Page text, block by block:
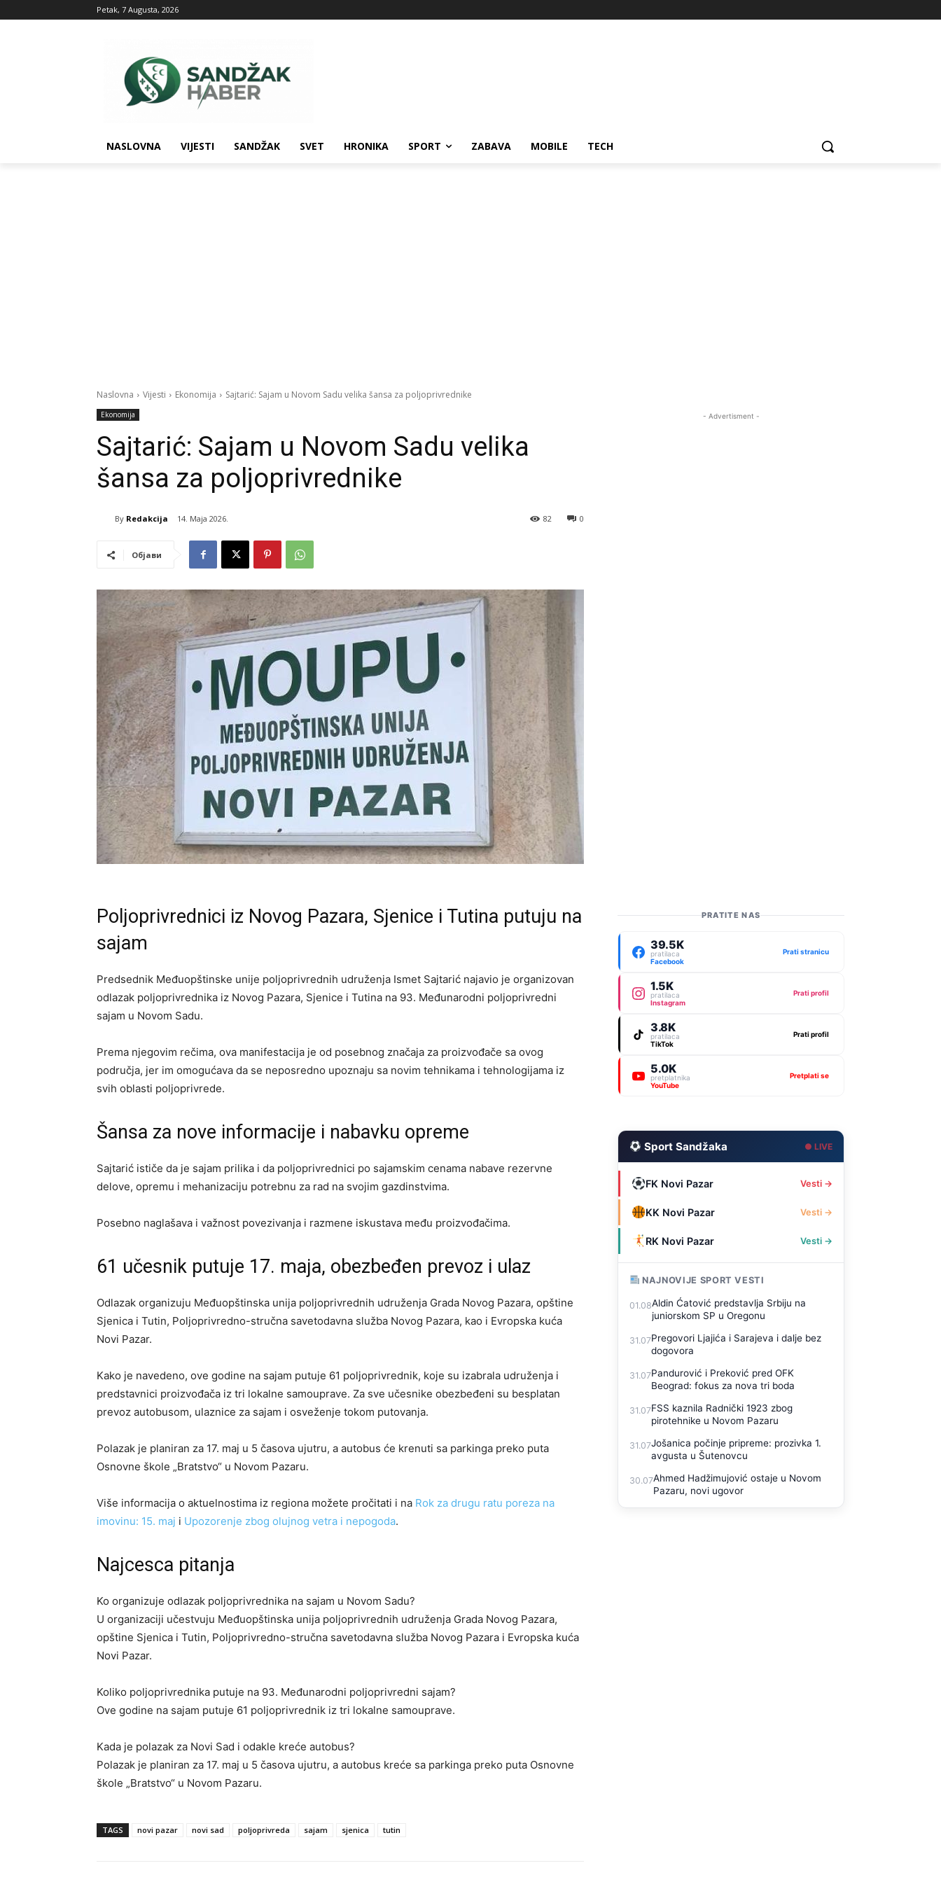
Petak, 7 Augusta, 2026
NASLOVNA VIJESTI SANDŽAK SVET HRONIKA SPORT ZABAVA MOBILE TECH
Naslovna Vijesti Ekonomija Sajtarić: Sajam u Novom Sadu velika šansa za poljoprivrednike
Ekonomija
Sajtarić: Sajam u Novom Sadu velika
šansa za poljoprivrednike
By Redakcija 14. Maja 2026. 0
82
Објави
Poljoprivrednici iz Novog Pazara, Sjenice i Tutina putuju na
sajam
Predsednik Međuopštinske unije poljoprivrednih udruženja Ismet Sajtarić najavio je organizovan
odlazak poljoprivrednika iz Novog Pazara, Sjenice i Tutina na 93. Međunarodni poljoprivredni
sajam u Novom Sadu.
Prema njegovim rečima, ova manifestacija je od posebnog značaja za proizvođače sa ovog
područja, jer im omogućava da se neposredno upoznaju sa novim tehnikama i tehnologijama iz
svih oblasti poljoprivrede.
Šansa za nove informacije i nabavku opreme
Sajtarić ističe da je sajam prilika i da poljoprivrednici po sajamskim cenama nabave rezervne
delove, opremu i mehanizaciju potrebnu za rad na svojim gazdinstvima.
Posebno naglašava i važnost povezivanja i razmene iskustava među proizvođačima.
61 učesnik putuje 17. maja, obezbeđen prevoz i ulaz
Odlazak organizuju Međuopštinska unija poljoprivrednih udruženja Grada Novog Pazara, opštine
Sjenica i Tutin, Poljoprivredno-stručna savetodavna služba Novog Pazara, kao i Evropska kuća
Novi Pazar.
Kako je navedeno, ove godine na sajam putuje 61 poljoprivrednik, koje su izabrala udruženja i
predstavnici proizvođača iz tri lokalne samouprave. Za sve učesnike obezbeđeni su besplatan
prevoz autobusom, ulaznice za sajam i osveženje tokom putovanja.
Polazak je planiran za 17. maj u 5 časova ujutru, a autobus će krenuti sa parkinga preko puta
Osnovne škole „Bratstvo“ u Novom Pazaru.
Više informacija o aktuelnostima iz regiona možete pročitati i na Rok za drugu ratu poreza na
imovinu: 15. maj i Upozorenje zbog olujnog vetra i nepogoda.
Najcesca pitanja
Ko organizuje odlazak poljoprivrednika na sajam u Novom Sadu?
U organizaciji učestvuju Međuopštinska unija poljoprivrednih udruženja Grada Novog Pazara,
opštine Sjenica i Tutin, Poljoprivredno-stručna savetodavna služba Novog Pazara i Evropska kuća
Novi Pazar.
Koliko poljoprivrednika putuje na 93. Međunarodni poljoprivredni sajam?
Ove godine na sajam putuje 61 poljoprivrednik iz tri lokalne samouprave.
Kada je polazak za Novi Sad i odakle kreće autobus?
Polazak je planiran za 17. maj u 5 časova ujutru, a autobus kreće sa parkinga preko puta Osnovne
škole „Bratstvo“ u Novom Pazaru.
TAGS novi pazar novi sad poljoprivreda sajam sjenica tutin
- Advertisment -
PRATITE NAS
39.5K
pratilaca
Facebook
Prati stranicu
1.5K
pratilaca
Instagram
Prati profil
3.8K
pratilaca
TikTok
Prati profil
5.0K
pretplatnika
YouTube
Pretplati se
Sport Sandžaka ● LIVE
FK Novi Pazar Vesti →
KK Novi Pazar Vesti →
RK Novi Pazar Vesti →
NAJNOVIJE SPORT VESTI
01.08Aldin Ćatović predstavlja Srbiju na
juniorskom SP u Oregonu
31.07Pregovori Ljajića i Sarajeva i dalje bez
dogovora
31.07Pandurović i Preković pred OFK
Beograd: fokus za nova tri boda
31.07FSS kaznila Radnički 1923 zbog
pirotehnike u Novom Pazaru
31.07Jošanica počinje pripreme: prozivka 1.
avgusta u Šutenovcu
30.07Ahmed Hadžimujović ostaje u Novom
Pazaru, novi ugovor